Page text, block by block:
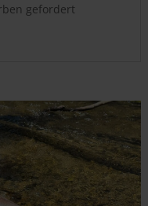
gefordert